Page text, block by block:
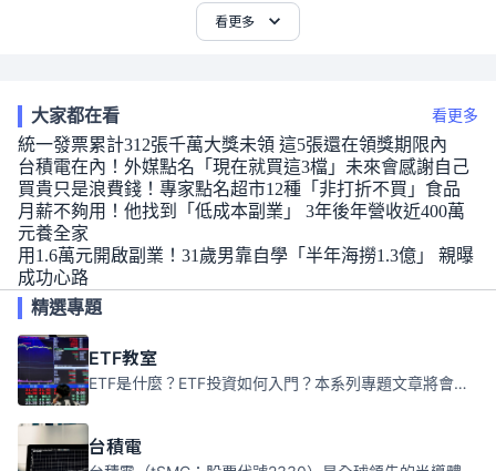
看更多
大家都在看 看更多
統一發票累計312張千萬大獎未領 這5張還在領獎期限內
台積電在內！外媒點名「現在就買這3檔」未來會感謝自己
買貴只是浪費錢！專家點名超市12種「非打折不買」食品
月薪不夠用！他找到「低成本副業」 3年後年營收近400萬
元養全家
用1.6萬元開啟副業！31歲男靠自學「半年海撈1.3億」 親曝
成功心路
精選專題
ETF教室
ETF是什麼？ETF投資如何入門？本系列專題文章將會告訴你新手必須知道的ETF基礎知識。
台積電